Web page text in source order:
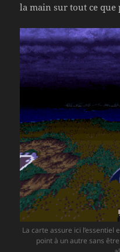
la main sur tout ce
La carte assure ici l’essentiel
point à un autre sans